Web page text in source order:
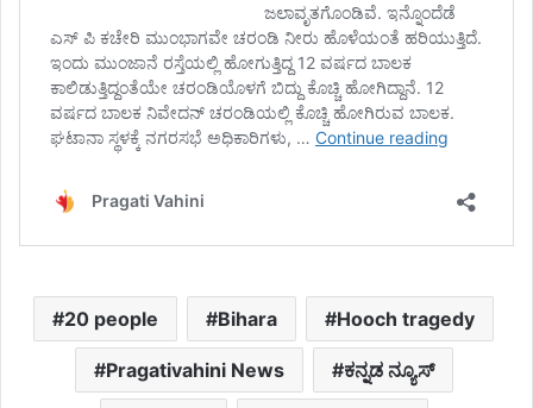
20 people Bihara Hooch tragedy
Pragativahini News ಕನ್ನಡ ನ್ಯೂಸ್